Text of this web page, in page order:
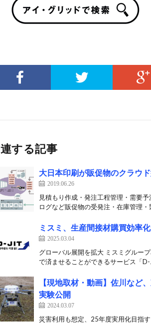
関連する記事
大日本印刷が販促物のクラウ
2019.06.26
見積もり作成・発注工程管理・需要
ログなど販促物の受発注・在庫管理
ミスミ、生産間接材購買効率
2025.03.04
グローバル展開を拡大 ミスミグルー
で済ませることができるサービス「
【現地取材・動画】佐川など
実験公開
2024.03.07
災害利用も想定、25年度実用化目指